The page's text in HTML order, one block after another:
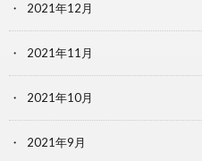
2021年12月
2021年11月
2021年10月
2021年9月